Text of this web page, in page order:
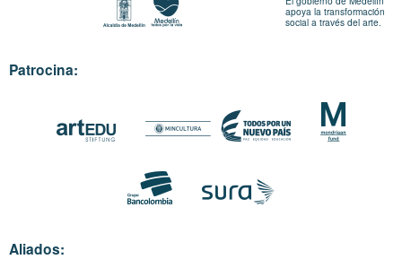
apoya la transformación
social a través del arte.
Patrocina:
Aliados: